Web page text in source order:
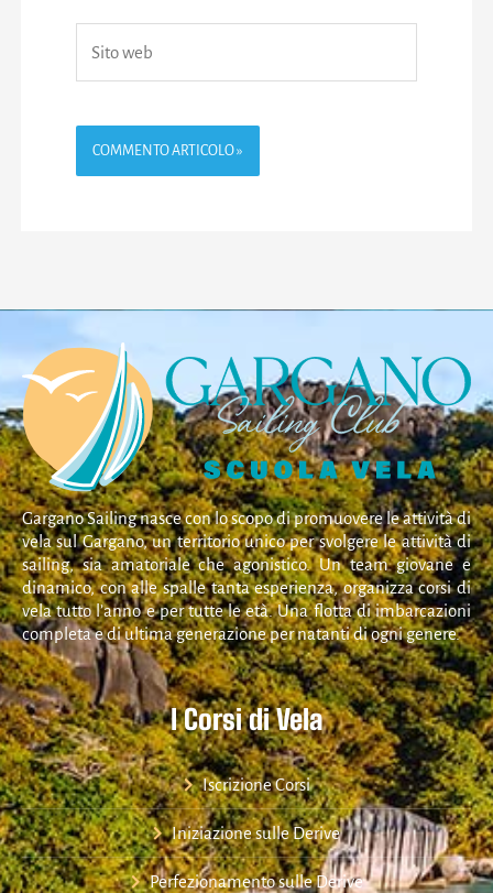
web
Gargano Sailing nasce con lo scopo di promuovere le attività di
vela sul Gargano, un territorio unico per svolgere le attività di
sailing, sia amatoriale che agonistico. Un team giovane e
dinamico, con alle spalle tanta esperienza, organizza corsi di
vela tutto l’anno e per tutte le età. Una flotta di imbarcazioni
completa e di ultima generazione per natanti di ogni genere.
I Corsi di Vela
Iscrizione Corsi
Iniziazione sulle Derive
Perfezionamento sulle Derive